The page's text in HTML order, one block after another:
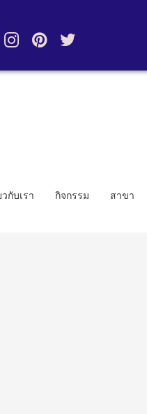
วกับเรา กิจกรรม สาขา